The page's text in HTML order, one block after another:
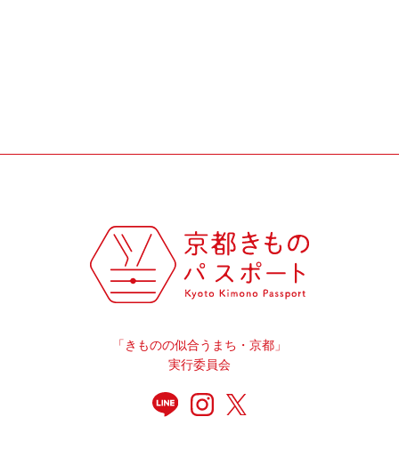
「きものの似合うまち・京都」
実行委員会